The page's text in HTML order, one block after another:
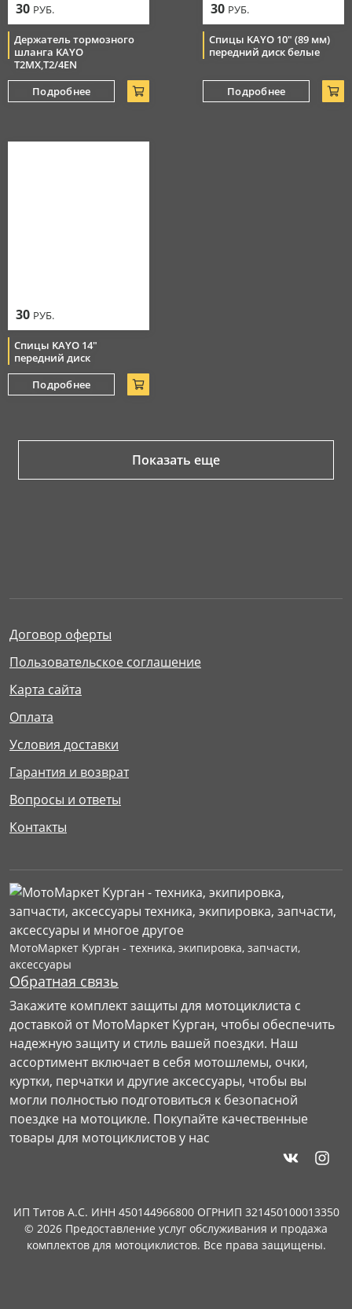
30 РУБ.
Держатель тормозного
шланга KAYO
T2MX,T2/4EN
Подробнее
30 РУБ.
Спицы KAYO 10" (89 мм)
передний диск белые
Подробнее
30 РУБ.
Спицы KAYO 14"
передний диск
Подробнее
Показать еще
Договор оферты
Пользовательское соглашение
Карта сайта
Оплата
Условия доставки
Гарантия и возврат
Вопросы и ответы
Контакты
МотоМаркет Курган - техника, экипировка, запчасти,
аксессуары
Обратная связь
Закажите комплект защиты для мотоциклиста с
доставкой от МотоМаркет Курган, чтобы обеспечить
надежную защиту и стиль вашей поездки. Наш
ассортимент включает в себя мотошлемы, очки,
куртки, перчатки и другие аксессуары, чтобы вы
могли полностью подготовиться к безопасной
поездке на мотоцикле. Покупайте качественные
товары для мотоциклистов у нас
ИП Титов А.С. ИНН 450144966800 ОГРНИП 321450100013350
© 2026 Предоставление услуг обслуживания и продажа
комплектов для мотоциклистов. Все права защищены.